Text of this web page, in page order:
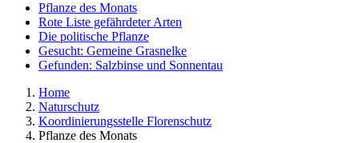
Pflanze des Monats
Rote Liste gefährdeter Arten
Die politische Pflanze
Gesucht: Gemeine Grasnelke
Gefunden: Salzbinse und Sonnentau
Home
Naturschutz
Koordinierungsstelle Florenschutz
Pflanze des Monats